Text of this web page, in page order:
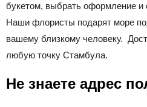
букетом, выбрать оформление и
Наши флористы подарят море
вашему близкому человеку.
любую точку Стамбула.
Не знаете адрес